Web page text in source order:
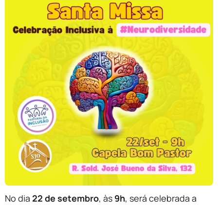
No dia 22 de setembro, às 9h, será celebrada a